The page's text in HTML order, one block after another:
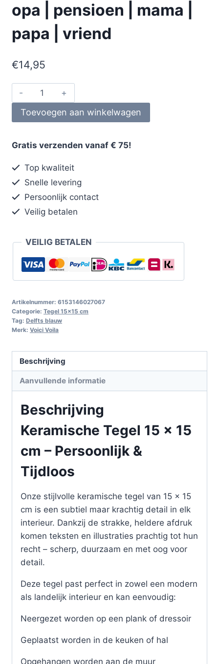
opa | pensioen | mama |
papa | vriend
€14,95
Toevoegen aan winkelwagen
Gratis verzenden vanaf € 75!
Top kwaliteit
Snelle levering
Persoonlijk contact
Veilig betalen
VEILIG BETALEN
Artikelnummer: 6153146027067
Categorie: Tegel 15x15 cm
Tag: Delfts blauw
Merk: Voici Voila
Beschrijving
Aanvullende informatie
Beschrijving
Keramische Tegel 15 x 15
cm – Persoonlijk &
Tijdloos
Onze stijlvolle keramische tegel van 15 x 15
cm is een subtiel maar krachtig detail in elk
interieur. Dankzij de strakke, heldere afdruk
komen teksten en illustraties prachtig tot hun
recht – scherp, duurzaam en met oog voor
detail.
Deze tegel past perfect in zowel een modern
als landelijk interieur en kan eenvoudig:
Neergezet worden op een plank of dressoir
Geplaatst worden in de keuken of hal
Opgehangen worden aan de muur